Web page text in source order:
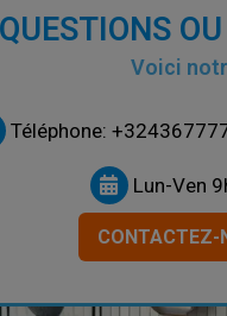
Voici
Téléphone:
Lun-Ven
CONTACTEZ-